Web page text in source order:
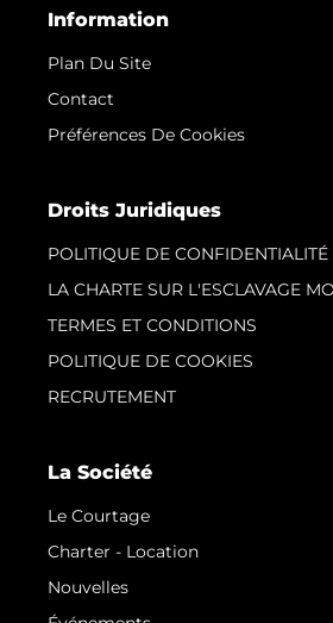
Information
Plan Du Site
Contact
Préférences De Cookies
Droits Juridiques
POLITIQUE DE CONFIDENTIALITÉ
LA CHARTE SUR L'ESCLAVAGE
TERMES ET CONDITIONS
POLITIQUE DE COOKIES
RECRUTEMENT
La Société
Le Courtage
Charter - Location
Nouvelles